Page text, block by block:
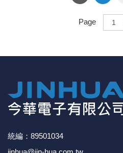
Page
統編：89501034